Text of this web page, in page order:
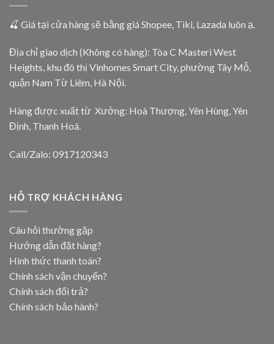
🍒 Giá tại cửa hàng sẽ bằng giá Shopee Tiki Lazada luôn ạ.
Địa chỉ giao dịch (Không có hàng): Tòa C Masteri West
Heights, khu đô thị Vinhomes Smart City, phường Tây Mỗ,
quận Nam Từ Liêm, Hà Nội.
Hàng được xuất từ Xưởng: Hoà Thượng, Yên Hùng, Yên
Định, Thanh Hoá.
Call/Zalo: 0917120343
HỖ TRỢ KHÁCH HÀNG
Câu hỏi thường gặp
Hướng dẫn đặt hàng?
Hình thức thanh toán?
Chính sách vận chuyển?
Chính sách đổi trả?
Chính sách bảo hành?